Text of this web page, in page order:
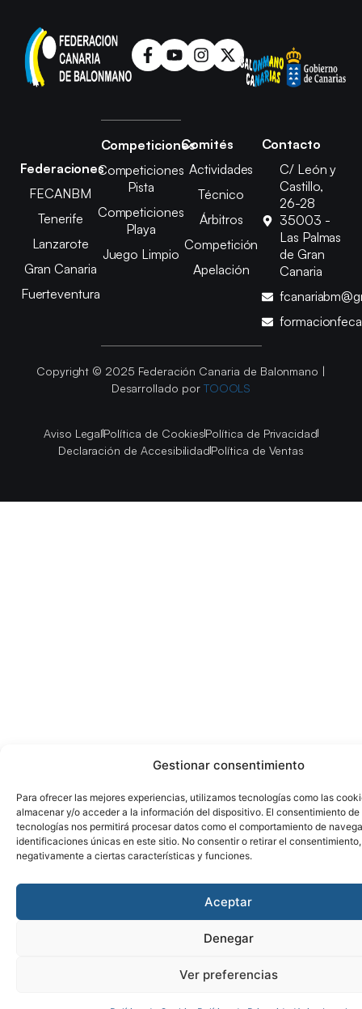
Gestionar consentimiento
Para ofrecer las mejores experiencias, utilizamos tecnologías como las
almacenar y/o acceder a la información del dispositivo. El consentimiento de
tecnologías nos permitirá procesar datos como el comportamiento de
identificaciones únicas en este sitio. No consentir o retirar el
negativamente a ciertas características y funciones.
Aceptar
Denegar
Ver preferencias
Federaciones
FECANBM
Tenerife
Lanzarote
Gran Canaria
Fuerteventura
Competiciones
Competiciones
Pista
Competiciones
Playa
Juego Limpio
Comités
Actividades
Técnico
Árbitros
Competición
Apelación
Contacto
C/ León y
Castillo,
26-28
35003 -
Las Palmas
de Gran
Canaria
Copyright © 2025 Federación Canaria de Balonmano |
Desarrollado por TOOOLS
Aviso LegalPolítica de CookiesPolítica de Privacidad
Declaración de AccesibilidadPolítica de Ventas